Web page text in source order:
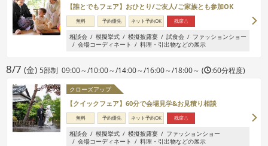
【誰とでもフェア】おひとり/ご友人/ご家族とも参加OK
無料 予約優先 ネット予約OK 残席△
相談会 模擬挙式 模擬披露宴 試食会
ファッションショー
会場コーディネート
料理・引出物などの展示
8/7 (金) 5部制 09:00～/10:00～/14:00～/16:00～/18:00～ ( :60分程度)
クローズアップ
【クイックフェア】60分で会場見学&お見積り相談
無料 予約優先 ネット予約OK 残席△
相談会 模擬挙式 模擬披露宴
ファッションショー
会場コーディネート
料理・引出物などの展示